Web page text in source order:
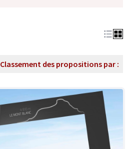
Classement des propositions par :